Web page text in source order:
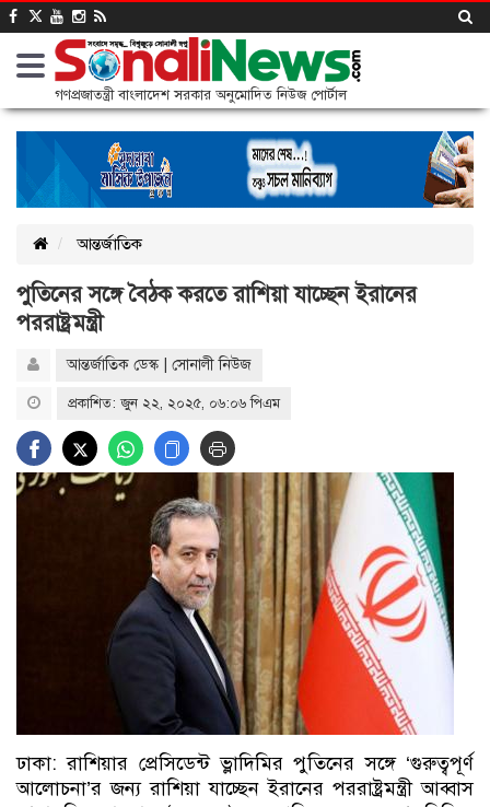
গণপ্রজাতন্ত্রী বাংলাদেশ সরকার অনুমোদিত নিউজ পোর্টাল
আন্তর্জাতিক
পুতিনের সঙ্গে বৈঠক করতে রাশিয়া যাচ্ছেন ইরানের
পররাষ্ট্রমন্ত্রী
আন্তর্জাতিক ডেস্ক | সোনালী নিউজ
প্রকাশিত: জুন ২২, ২০২৫, ০৬:০৬ পিএম
ঢাকা: রাশিয়ার প্রেসিডেন্ট ভ্লাদিমির পুতিনের সঙ্গে ‘গুরুত্বপূর্ণ
আলোচনা’র জন্য রাশিয়া যাচ্ছেন ইরানের পররাষ্ট্রমন্ত্রী আব্বাস